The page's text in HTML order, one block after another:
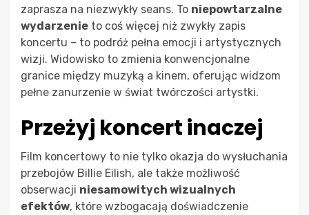
zaprasza na niezwykły seans. To niepowtarzalne
wydarzenie to coś więcej niż zwykły zapis
koncertu – to podróż pełna emocji i artystycznych
wizji. Widowisko to zmienia konwencjonalne
granice między muzyką a kinem, oferując widzom
pełne zanurzenie w świat twórczości artystki.
Przeżyj koncert inaczej
Film koncertowy to nie tylko okazja do wysłuchania
przebojów Billie Eilish, ale także możliwość
obserwacji niesamowitych wizualnych
efektów, które wzbogacają doświadczenie